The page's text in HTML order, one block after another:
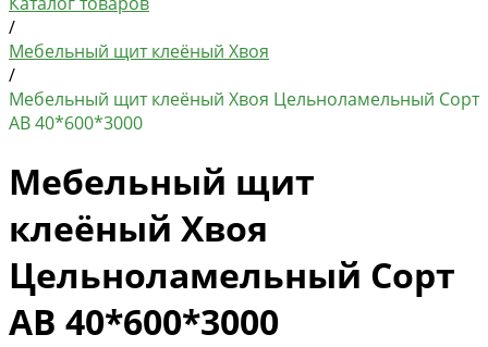
/
Мебельный щит клеёный Хвоя
/
Мебельный щит клеёный Хвоя Цельноламельный Сорт
AB 40*600*3000
Мебельный щит
клеёный Хвоя
Цельноламельный Сорт
AB 40*600*3000